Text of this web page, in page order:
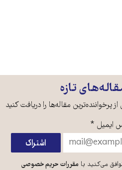
تازه
پرخواننده‌ترین مقاله‌ها را دریافت کنید
ایمیل *
می‌کنید بامقررات حریم خصوصی